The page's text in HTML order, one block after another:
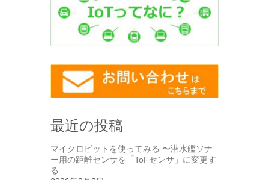
最近の投稿
マイクロビットを使ってみる 〜潜水艦ソナ
ー用の距離センサを「ToFセンサ」に変更す
る